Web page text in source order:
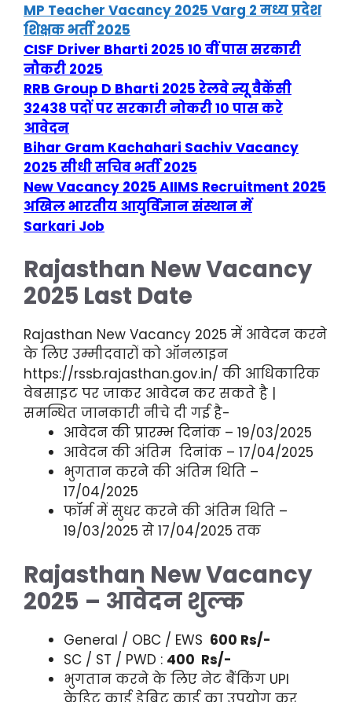
MP Teacher Vacancy 2025 Varg 2 मध्य प्रदेश
शिक्षक भर्ती 2025
CISF Driver Bharti 2025 10 वीं पास सरकारी
नौकरी 2025
RRB Group D Bharti 2025 रेलवे न्यू वैकेंसी
32438 पदों पर सरकारी नोकरी 10 पास करे
आवेदन
Bihar Gram Kachahari Sachiv Vacancy
2025 सीधी सचिव भर्ती 2025
New Vacancy 2025 AIIMS Recruitment 2025
अखिल भारतीय आयुर्विज्ञान संस्थान में
Sarkari Job
Rajasthan New Vacancy
2025 Last Date
Rajasthan New Vacancy 2025 में आवेदन करने
के लिए उम्मीदवारों को ऑनलाइन
https://rssb.rajasthan.gov.in/ की आधिकारिक
वेबसाइट पर जाकर आवेदन कर सकते है |
समन्धित जानकारी नीचे दी गई है-
आवेदन की प्रारम्भ दिनांक – 19/03/2025
आवेदन की अंतिम दिनांक – 17/04/2025
भुगतान करने की अंतिम थिति –
17/04/2025
फॉर्म में सुधर करने की अंतिम थिति –
19/03/2025 से 17/04/2025 तक
Rajasthan New Vacancy
2025 – आवेदन शुल्क
General / OBC / EWS 600 Rs/-
SC / ST / PWD : 400 Rs/-
भुगतान करने के लिए नेट बैंकिंग UPI